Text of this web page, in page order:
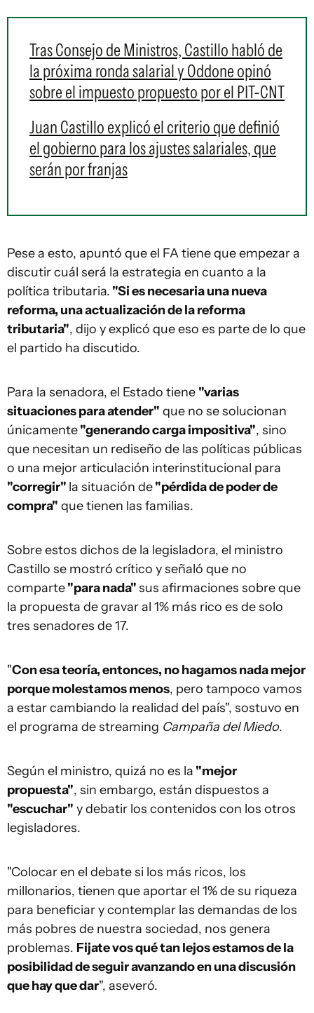
Tras Consejo de Ministros, Castillo habló de
la próxima ronda salarial y Oddone opinó
sobre el impuesto propuesto por el PIT-CNT
Juan Castillo explicó el criterio que definió
el gobierno para los ajustes salariales, que
serán por franjas
Pese a esto, apuntó que el FA tiene que empezar a
discutir cuál será la estrategia en cuanto a la
política tributaria. "Si es necesaria una nueva
reforma, una actualización de la reforma
tributaria", dijo y explicó que eso es parte de lo que
el partido ha discutido.
Para la senadora, el Estado tiene "varias
situaciones para atender" que no se solucionan
únicamente"generando carga impositiva", sino
que necesitan un rediseño de las políticas públicas
o una mejor articulación interinstitucional para
"corregir" la situación de"pérdida de poder de
compra" que tienen las familias.
Sobre estos dichos de la legisladora, el ministro
Castillo se mostró crítico y señaló que no
comparte"para nada"sus afirmaciones sobre que
la propuesta de gravar al 1% más rico es de solo
tres senadores de 17.
"Con esa teoría, entonces, no hagamos nada mejor
porque molestamos menos, pero tampoco vamos
a estar cambiando la realidad del país", sostuvo en
el programa de streaming Campaña del Miedo.
Según el ministro, quizá no es la "mejor
propuesta", sin embargo, están dispuestos a
"escuchar" y debatir los contenidos con los otros
legisladores.
"Colocar en el debate si los más ricos, los
millonarios, tienen que aportar el 1% de su riqueza
para beneficiar y contemplar las demandas de los
más pobres de nuestra sociedad, nos genera
problemas. Fijate vos qué tan lejos estamos de la
posibilidad de seguir avanzando en una discusión
que hay que dar", aseveró.